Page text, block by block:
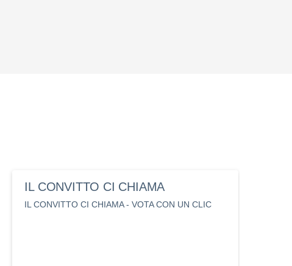
IL CONVITTO CI CHIAMA
IL CONVITTO CI CHIAMA - VOTA CON UN CLIC